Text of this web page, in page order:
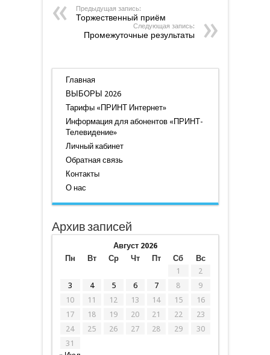
Предыдущая запись:
Торжественный приём
Следующая запись:
Промежуточные результаты
Главная
ВЫБОРЫ 2026
Тарифы «ПРИНТ Интернет»
Информация для абонентов «ПРИНТ-
Телевидение»
Личный кабинет
Обратная связь
Контакты
О нас
Архив записей
Август 2026
Пн
Вт Ср Чт Пт Сб
Вс
1
2
3
4 5 6 7 8
9
10
11 12 13 14 15
16
17
18 19 20 21 22
23
24
25 26 27 28 29
30
31